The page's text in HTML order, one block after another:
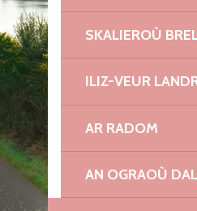
SKALIEROÙ
ILIZ-VEUR
AR RADOM
AN OGRAOÙ